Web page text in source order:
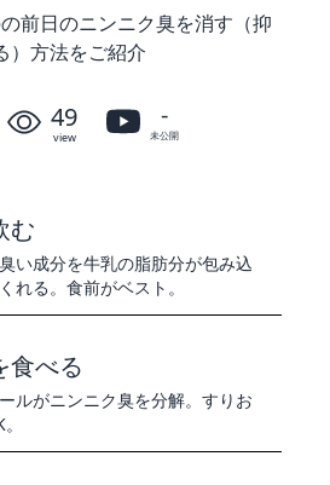
前日のニンニク臭を消す（抑
）方法をご紹介
49
view
-
未公開
む
い成分を牛乳の脂肪分が包み込
れる。食前がベスト。
食べる
ルがニンニク臭を分解。すりお